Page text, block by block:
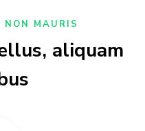
NON MAURIS
aliquam